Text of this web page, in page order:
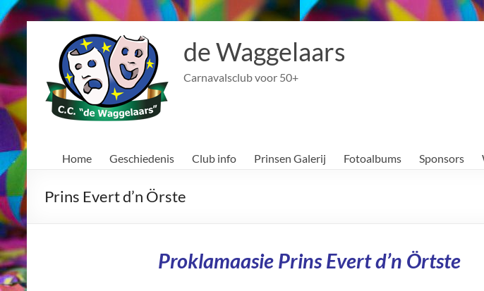
Ga
naar
inhoud
de Waggelaars
Carnavalsclub voor 50+
Home Geschiedenis Club info Prinsen Galerij Fotoalbums Sponsors
Prins Evert d’n Örste
Proklamaasie Prins Evert d’n Örtste